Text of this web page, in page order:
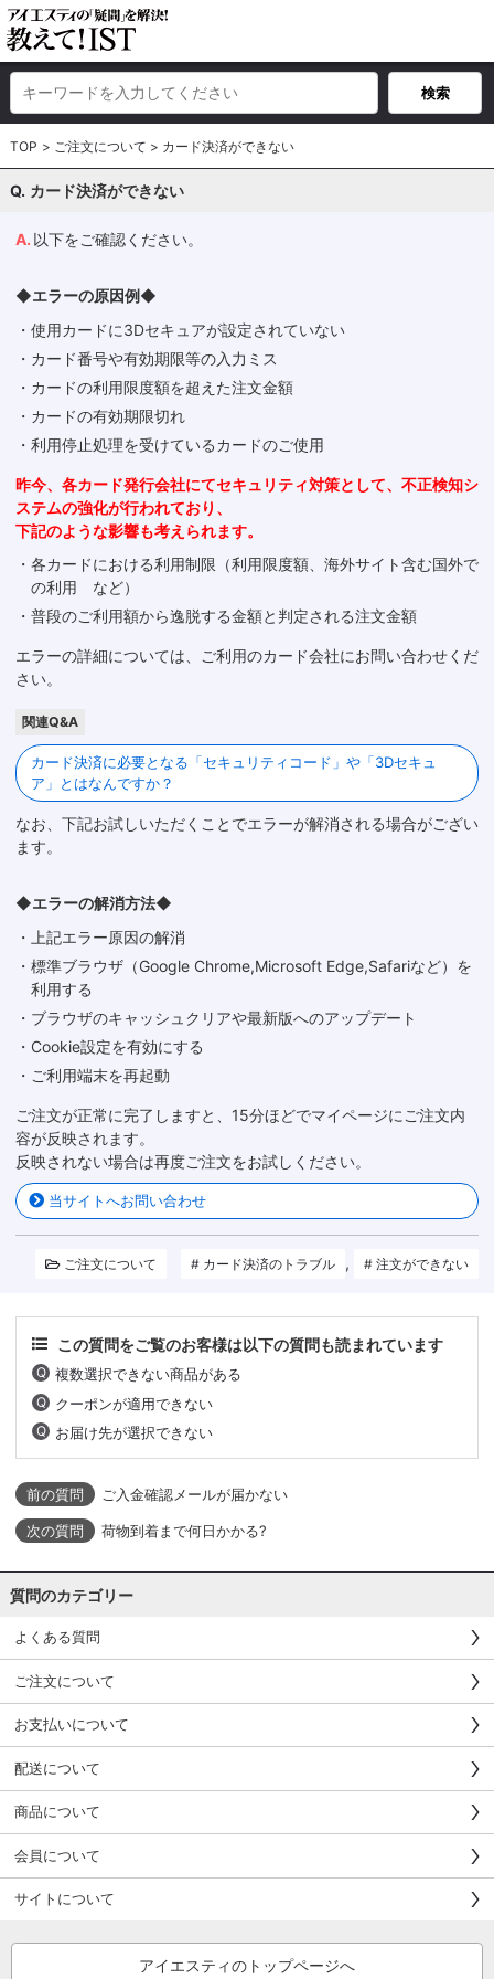
TOP ご注文について カード決済ができない
カード決済ができない
以下をご確認ください。
◆エラーの原因例◆
・使用カードに3Dセキュアが設定されていない
・カード番号や有効期限等の入力ミス
・カードの利用限度額を超えた注文金額
・カードの有効期限切れ
・利用停止処理を受けているカードのご使用
昨今、各カード発行会社にてセキュリティ対策として、不正検知シ
ステムの強化が行われており、
下記のような影響も考えられます。
・各カードにおける利用制限（利用限度額、海外サイト含む国外で
の利用 など）
・普段のご利用額から逸脱する金額と判定される注文金額
エラーの詳細については、ご利用のカード会社にお問い合わせくだ
さい。
関連Q&A
カード決済に必要となる「セキュリティコード」や「3Dセキュ
ア」とはなんですか？
なお、下記お試しいただくことでエラーが解消される場合がござい
ます。
◆エラーの解消方法◆
・上記エラー原因の解消
・標準ブラウザ（Google Chrome,Microsoft Edge,Safariなど）を
利用する
・ブラウザのキャッシュクリアや最新版へのアップデート
・Cookie設定を有効にする
・ご利用端末を再起動
ご注文が正常に完了しますと、15分ほどでマイページにご注文内
容が反映されます。
反映されない場合は再度ご注文をお試しください。
当サイトへお問い合わせ
ご注文について カード決済のトラブル , 注文ができない
この質問をご覧のお客様は以下の質問も読まれています
複数選択できない商品がある
クーポンが適用できない
お届け先が選択できない
ご入金確認メールが届かない
荷物到着まで何日かかる?
質問のカテゴリー
よくある質問
ご注文について
お支払いについて
配送について
商品について
会員について
サイトについて
アイエスティのトップページへ